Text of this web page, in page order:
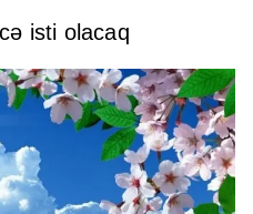
isti olacaq